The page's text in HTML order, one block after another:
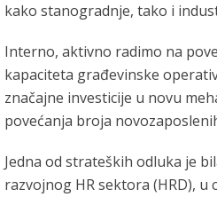
kako stanogradnje, tako i
Interno, aktivno radimo na
kapaciteta građevinske
značajne investicije u novu
povećanja broja
Jedna od strateških odluka je
razvojnog HR sektora (HRD),